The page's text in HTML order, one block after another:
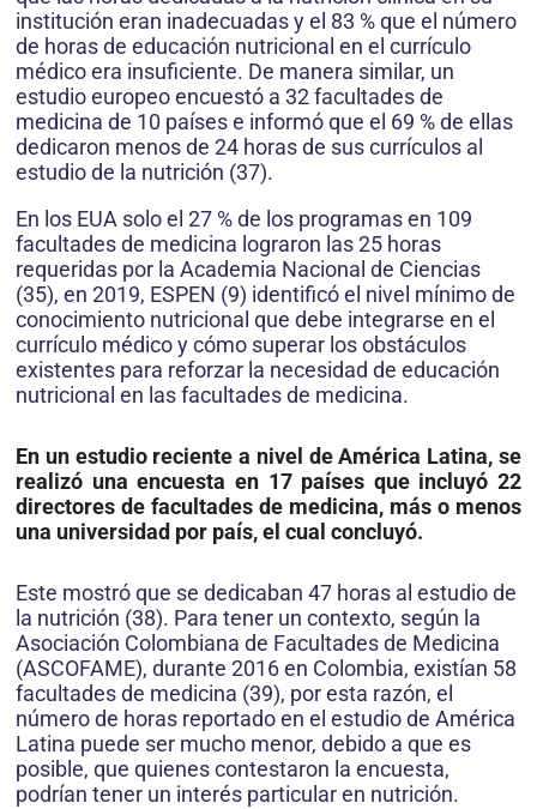
institución eran inadecuadas y el 83 % que el número
de horas de educación nutricional en el currículo
médico era insuficiente. De manera similar, un
estudio europeo encuestó a 32 facultades de
medicina de 10 países e informó que el 69 % de ellas
dedicaron menos de 24 horas de sus currículos al
estudio de la nutrición (37).
En los EUA solo el 27 % de los programas en 109
facultades de medicina lograron las 25 horas
requeridas por la Academia Nacional de Ciencias
(35), en 2019, ESPEN (9) identificó el nivel mínimo de
conocimiento nutricional que debe integrarse en el
currículo médico y cómo superar los obstáculos
existentes para reforzar la necesidad de educación
nutricional en las facultades de medicina.
En un estudio reciente a nivel de América Latina, se
realizó una encuesta en 17 países que incluyó 22
directores de facultades de medicina, más o menos
una universidad por país, el cual concluyó.
Este mostró que se dedicaban 47 horas al estudio de
la nutrición (38). Para tener un contexto, según la
Asociación Colombiana de Facultades de Medicina
(ASCOFAME), durante 2016 en Colombia, existían 58
facultades de medicina (39), por esta razón, el
número de horas reportado en el estudio de América
Latina puede ser mucho menor, debido a que es
posible, que quienes contestaron la encuesta,
podrían tener un interés particular en nutrición.